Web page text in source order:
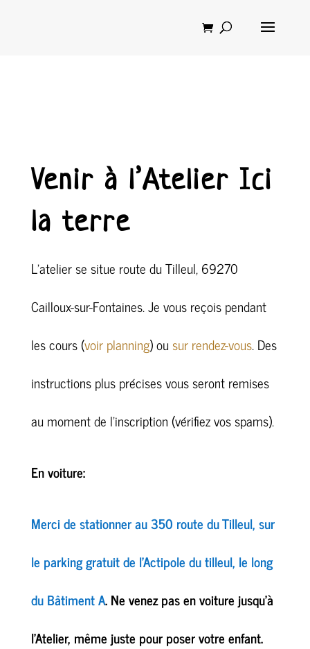
Venir à l’Atelier Ici
la terre
L’atelier se situe route du Tilleul, 69270
Cailloux-sur-Fontaines. Je vous reçois pendant
les cours (voir planning) ou sur rendez-vous. Des
instructions plus précises vous seront remises
au moment de l’inscription (vérifiez vos spams).
En voiture:
Merci de stationner au 350 route du Tilleul, sur
le parking gratuit de l’Actipole du tilleul, le long
du Bâtiment A. Ne venez pas en voiture jusqu’à
l’Atelier, même juste pour poser votre enfant.